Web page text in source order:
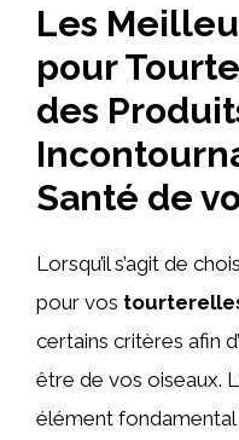
Les
pour
des
Santé de
Lorsqu’il s’agit de
pour vos
certains critères afin
être de vos oiseaux.
élément